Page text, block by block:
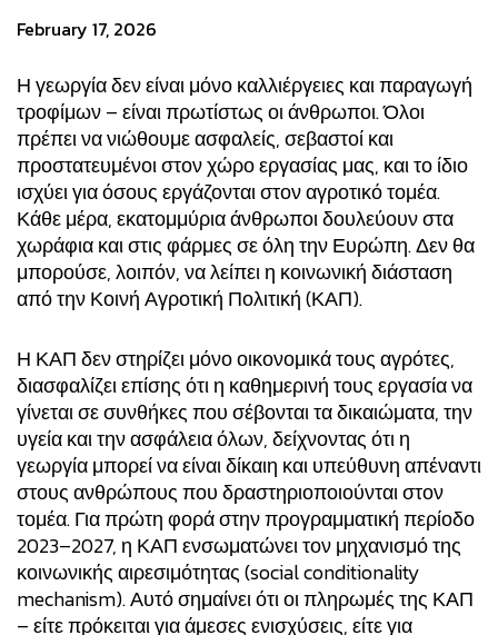
February 17, 2026
Η γεωργία δεν είναι μόνο καλλιέργειες και παραγωγή
τροφίμων – είναι πρωτίστως οι άνθρωποι. Όλοι
πρέπει να νιώθουμε ασφαλείς, σεβαστοί και
προστατευμένοι στον χώρο εργασίας μας, και το ίδιο
ισχύει για όσους εργάζονται στον αγροτικό τομέα.
Κάθε μέρα, εκατομμύρια άνθρωποι δουλεύουν στα
χωράφια και στις φάρμες σε όλη την Ευρώπη. Δεν θα
μπορούσε, λοιπόν, να λείπει η κοινωνική διάσταση
από την Κοινή Αγροτική Πολιτική (ΚΑΠ).
Η ΚΑΠ δεν στηρίζει μόνο οικονομικά τους αγρότες,
διασφαλίζει επίσης ότι η καθημερινή τους εργασία να
γίνεται σε συνθήκες που σέβονται τα δικαιώματα, την
υγεία και την ασφάλεια όλων, δείχνοντας ότι η
γεωργία μπορεί να είναι δίκαιη και υπεύθυνη απέναντι
στους ανθρώπους που δραστηριοποιούνται στον
τομέα. Για πρώτη φορά στην προγραμματική περίοδο
2023–2027, η ΚΑΠ ενσωματώνει τονμηχανισμό της
κοινωνικής αιρεσιμότητας(social conditionality
mechanism). Αυτό σημαίνει ότι οι πληρωμές της ΚΑΠ
– είτε πρόκειται για άμεσες ενισχύσεις, είτε για